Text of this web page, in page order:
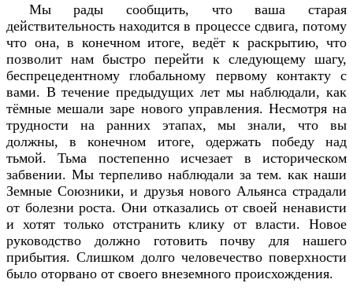
Мы рады сообщить, что ваша старая
действительность находится в процессе сдвига, потому
что она, в конечном итоге, ведёт к раскрытию, что
позволит нам быстро перейти к следующему шагу,
беспрецедентному глобальному первому контакту с
вами. В течение предыдущих лет мы наблюдали, как
тёмные мешали заре нового управления. Несмотря на
трудности на ранних этапах, мы знали, что вы
должны, в конечном итоге, одержать победу над
тьмой. Тьма постепенно исчезает в историческом
забвении. Мы терпеливо наблюдали за тем. как наши
Земные Союзники, и друзья нового Альянса страдали
от болезни роста. Они отказались от своей ненависти
и хотят только отстранить клику от власти. Новое
руководство должно готовить почву для нашего
прибытия. Слишком долго человечество поверхности
было оторвано от своего внеземного происхождения.